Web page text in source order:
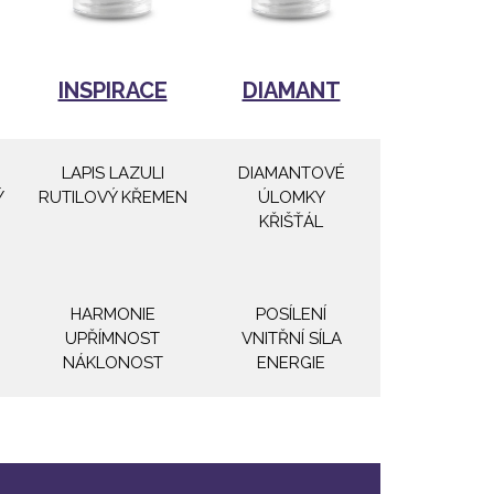
INSPIRACE DIAMANT
LAPIS LAZULI
RUTILOVÝ KŘEMEN
DIAMANTOVÉ
ÚLOMKY
KŘIŠŤÁL
HARMONIE
UPŘÍMNOST
NÁKLONOST
POSÍLENÍ
VNITŘNÍ SÍLA
ENERGIE